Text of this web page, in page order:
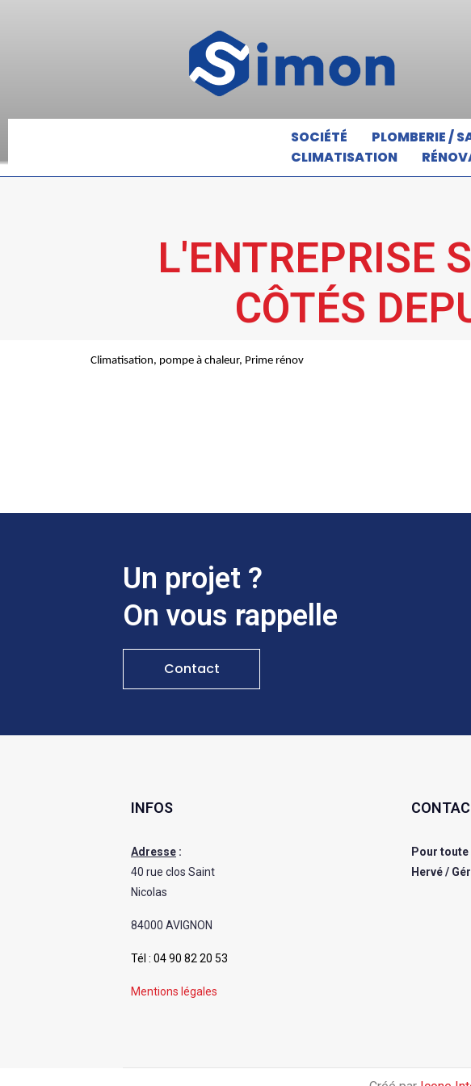
SOCIÉTÉ PLOMBERIE /
CLIMATISATION
L'ENTREPRISE
CÔTÉS
Climatisation, pompe à chaleur, Prime rénov
Un projet ?
On vous rappelle
Contact
INFOS
Adresse :
40 rue clos Saint
Nicolas
84000 AVIGNON
Tél : 04 90 82 20 53
Mentions légales
Pour
Hervé /